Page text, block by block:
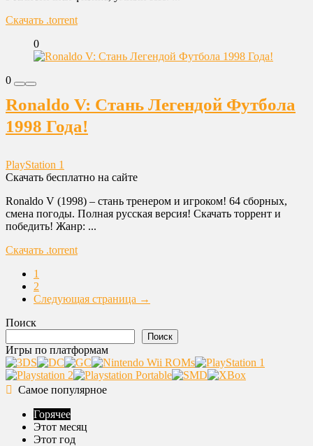
Скачать .torrent
0
0
Ronaldo V: Стань Легендой Футбола
1998 Года!
PlayStation 1
Скачать бесплатно на сайте
Ronaldo V (1998) – стань тренером и игроком! 64 сборных,
смена погоды. Полная русская версия! Скачать торрент и
победить! Жанр: ...
Скачать .torrent
1
2
Следующая страница →
Поиск
Поиск
Игры по платформам
Самое популярное
Горячее
Этот месяц
Этот год